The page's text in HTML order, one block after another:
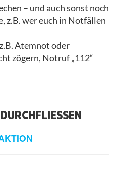
– und auch sonst noch
z.B. wer euch in Notfällen
Atemnot oder
zögern, Notruf „112“